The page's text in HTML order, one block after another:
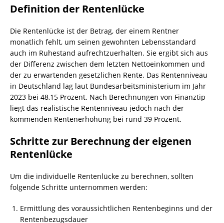
Definition der Rentenlücke
Die Rentenlücke ist der Betrag, der einem Rentner
monatlich fehlt, um seinen gewohnten Lebensstandard
auch im Ruhestand aufrechtzuerhalten. Sie ergibt sich aus
der Differenz zwischen dem letzten Nettoeinkommen und
der zu erwartenden gesetzlichen Rente. Das Rentenniveau
in Deutschland lag laut Bundesarbeitsministerium im Jahr
2023 bei 48,15 Prozent. Nach Berechnungen von Finanztip
liegt das realistische Rentenniveau jedoch nach der
kommenden Rentenerhöhung bei rund 39 Prozent.
Schritte zur Berechnung der eigenen
Rentenlücke
Um die individuelle Rentenlücke zu berechnen, sollten
folgende Schritte unternommen werden:
Ermittlung des voraussichtlichen Rentenbeginns und der
Rentenbezugsdauer